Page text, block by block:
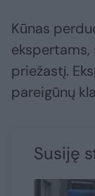
Kūnas
priežastį.
pareigūnų
Susiję